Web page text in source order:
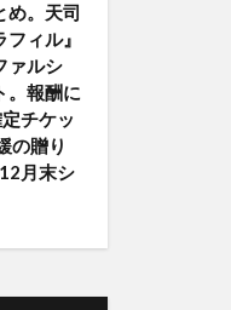
め。天司
ィル』
ァルシ
。報酬に
チケッ
の贈り
月末シ